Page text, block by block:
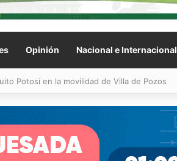
Opinión Nacional e Internacional
y de pastizales